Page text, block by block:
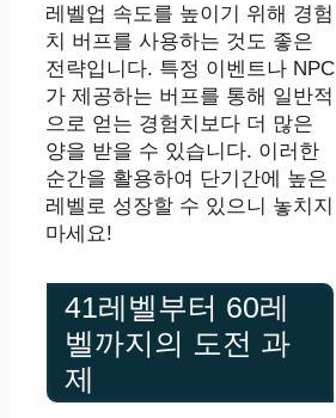
레벨업 속도를 높이기 위해 경험
치 버프를 사용하는 것도 좋은
전략입니다. 특정 이벤트나 NPC
가 제공하는 버프를 통해 일반적
으로 얻는 경험치보다 더 많은
양을 받을 수 있습니다. 이러한
순간을 활용하여 단기간에 높은
레벨로 성장할 수 있으니 놓치지
마세요!
41레벨부터 60레
벨까지의 도전 과
제